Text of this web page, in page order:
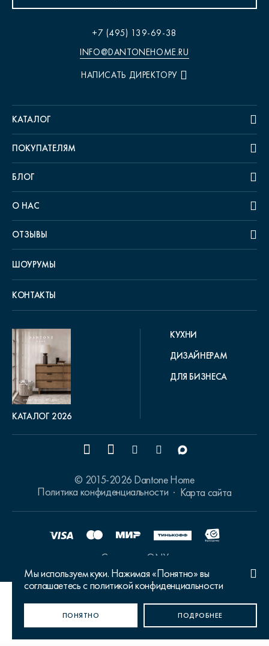
ДА, ВЕРНО НЕТ, ИЗМЕНИТЬ
Мы используем куки. Нажимая «Понятно» вы
соглашаетесь с политикой конфиденциальности
ПОНЯТНО ПОДРОБНЕЕ
+7 (495) 139-69-38
INFO@DANTONEHOME.RU
НАПИСАТЬ ДИРЕКТОРУ
КАТАЛОГ
ПОКУПАТЕЛЯМ
БЛОГ
О НАС
ОТЗЫВЫ
ШОУРУМЫ
КОНТАКТЫ
КАТАЛОГ 2026
КУХНИ
ДИЗАЙНЕРАМ
ДЛЯ БИЗНЕСА
© 2015-2026 Dantone Home
Политика конфиденциальности
Карта сайта
Сделано в ONY